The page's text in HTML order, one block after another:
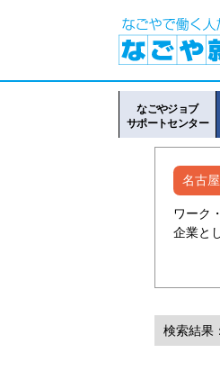
なごやジョブ
サポートセンター
名古
ワーク
企業と
検索結果